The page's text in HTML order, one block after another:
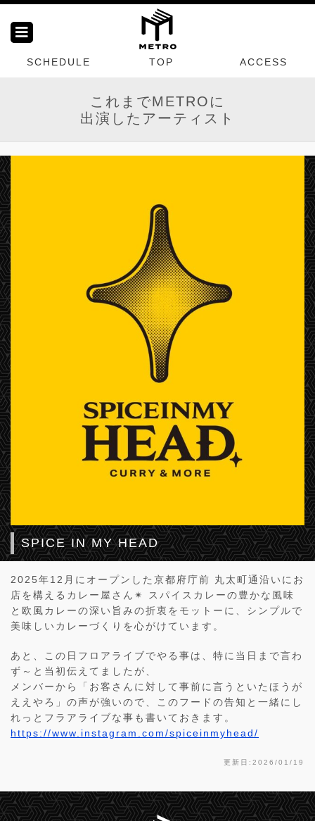
SCHEDULE TOP ACCESS
これまでMETROに
出演したアーティスト
SPICE IN MY HEAD
2025年12月にオープンした京都府庁前 丸太町通沿いにお
店を構えるカレー屋さん✴︎ スパイスカレーの豊かな風味
と欧風カレーの深い旨みの折衷をモットーに、シンプルで
美味しいカレーづくりを心がけています。
あと、この日フロアライブでやる事は、特に当日まで言わ
ず～と当初伝えてましたが、
メンバーから「お客さんに対して事前に言うといたほうが
ええやろ」の声が強いので、このフードの告知と一緒にし
れっとフラアライブな事も書いておきます。
https://www.instagram.com/spiceinmyhead/
更新日:2026/01/19